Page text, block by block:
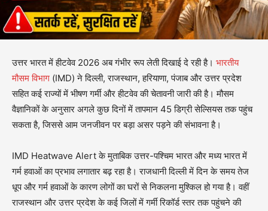
उत्तर भारत में हीटवेव 2026 अब गंभीर रूप लेती दिखाई दे रही है। भारतीय
मौसम विभाग (IMD) ने दिल्ली, राजस्थान, हरियाणा, पंजाब और उत्तर प्रदेश
सहित कई राज्यों में भीषण गर्मी और हीटवेव की चेतावनी जारी की है। मौसम
वैज्ञानिकों के अनुसार अगले कुछ दिनों में तापमान 45 डिग्री सेल्सियस तक पहुंच
सकता है, जिससे आम जनजीवन पर बड़ा असर पड़ने की संभावना है।
IMD Heatwave Alert के मुताबिक उत्तर-पश्चिम भारत और मध्य भारत में
गर्म हवाओं का प्रभाव लगातार बढ़ रहा है। राजधानी दिल्ली में दिन के समय तेज
धूप और गर्म हवाओं के कारण लोगों का घरों से निकलना मुश्किल हो गया है। वहीं
राजस्थान और उत्तर प्रदेश के कई जिलों में गर्मी रिकॉर्ड स्तर तक पहुंचने की